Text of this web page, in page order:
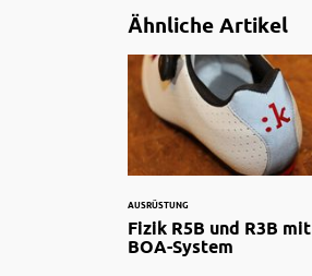
Ähnliche Artikel
AUSRÜSTUNG
Fizik R5B und R3B mit
BOA-System